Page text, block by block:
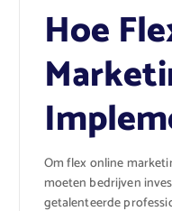
Hoe
Om flex online
moeten bedrijven
getalenteerde